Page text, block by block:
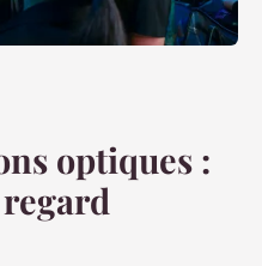
optiques :